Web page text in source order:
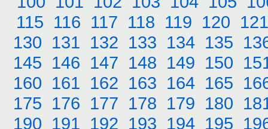
115 116 117 118 119 120 121
130 131 132 133 134 135
145 146 147 148 149 150
160 161 162 163 164 165
175 176 177 178 179 180
190 191 192 193 194 195